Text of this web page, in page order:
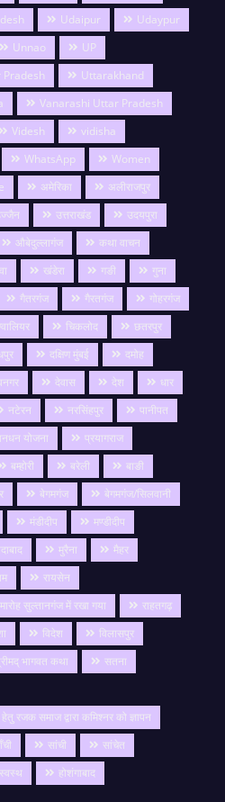
Udaipur
Udaypur
Unnao
UP
Uttarakhand
Vanarashi Uttar Pradesh
Videsh
vidisha
WhatsApp
Women
अमेरिका
अलीराजपुर
उत्तराखंड
उदयपुरा
औबेदुल्लागंज
कथा वाचन
खंडेरा गङी
गुना
गैतरगंज गैरतगंज
गोहरगंज
ग्वालियर चिकलोद
छतरपुर
दक्षिण मुंबई
दमोह
देवास देश
धार
नटेरन नरसिंहपुर
पानीपत
योजना
प्रयागराज
बम्होरी बरेली
बाङी
बेगमगंज
बेगमगंज/सिलवानी
मंडीदीप
मण्डीदीप
मुरैना
मैहर
रायसेन
सुल्तानगंज में रखा गया
राहतगढ़
विदेश
विलासपुर
भागवत कथा
सतना
रजक समाज द्वारा कमिश्नर को ज्ञापन
सांची
सांचेत
स्वस्थ होशंगाबाद